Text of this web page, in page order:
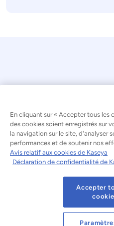
© 2026 Kaseya.
Français
Déclaration relative à
Conditions
Déclaration de
En cliquant sur « Accepter tous les
des cookies soient enregistrés sur
la navigation sur le site, d'analyser
performances et de soutenir nos
Avis relatif aux cookies de Kaseya
Déclaration de confidentialité de
Accepter